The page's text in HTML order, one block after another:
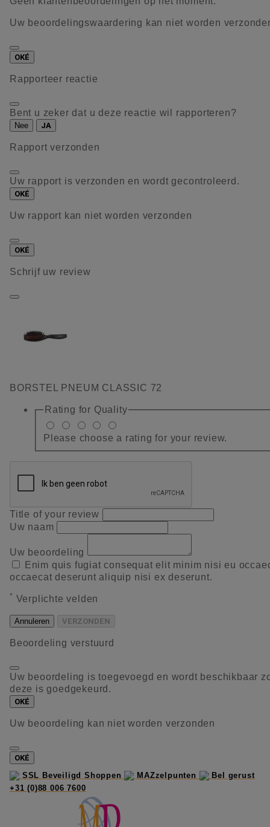
Uw beoordelingswaardering kan niet worden
OKÉ
Rapporteer reactie
Bent u zeker dat u deze reactie wil rapporteren?
Nee JA
Rapport verzonden
Uw rapport is verzonden en wordt gecontroleerd.
OKÉ
Uw rapport kan niet worden verzonden
OKÉ
Schrijf uw review
BORSTEL PNEUM CLASSIC 72
Rating for Quality
Please choose a rating for your review.
Title of your review
Uw naam
Uw beoordeling
Enim quis fugiat consequat elit minim nisi eu
occaecat deserunt aliquip nisi ex deserunt.
* Verplichte velden
Annuleren VERZONDEN
Beoordeling verstuurd
Uw beoordeling is toegevoegd en wordt beschikbaar
deze is goedgekeurd.
OKÉ
Uw beoordeling kan niet worden verzonden
OKÉ
SSL Beveiligd Shoppen
MAZzelpunten
Bel gerust
+31 (0)88 006 7600